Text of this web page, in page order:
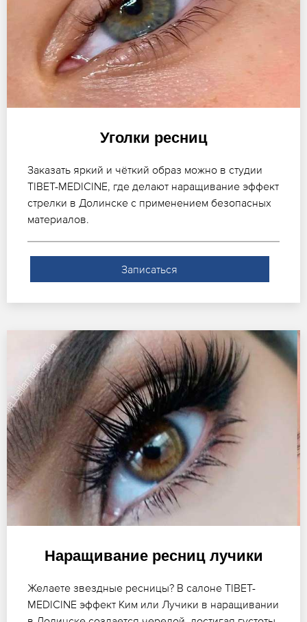
Уголки ресниц
Заказать яркий и чёткий образ можно в студии
TIBET-MEDICINE, где делают наращивание эффект
стрелки в Долинске с применением безопасных
материалов.
Записаться
Наращивание ресниц лучики
Желаете звездные ресницы? В салоне TIBET-
MEDICINE эффект Ким или Лучики в наращивании